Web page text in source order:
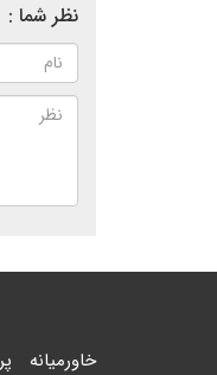
نظر شما :
خاورمیانه